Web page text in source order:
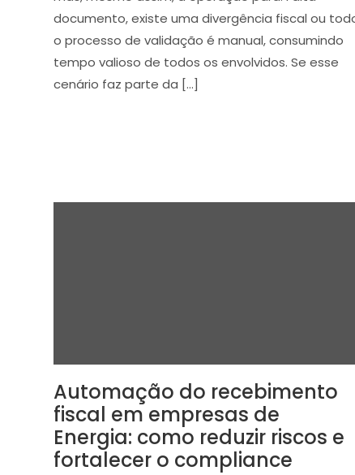
documento, existe uma divergência fiscal ou
o processo de validação é manual, consumindo
tempo valioso de todos os envolvidos. Se esse
cenário faz parte da […]
Automação do recebimento
fiscal em empresas de
Energia: como reduzir riscos e
fortalecer o compliance